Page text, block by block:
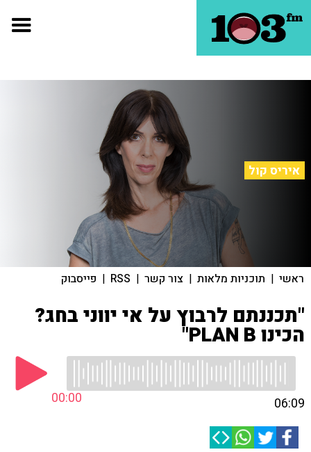
איריס קול
ראשי | תוכניות מלאות | צור קשר |
RSS
| פייסבוק
"תכננתם לרבוץ על אי יווני בחג?
הכינו PLAN B"
00:00 06:09